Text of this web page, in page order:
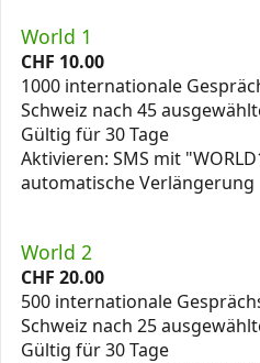
World 1
CHF 10.00
1000 internationale
Schweiz nach 45
Gültig für 30 Tage
Aktivieren: SMS mit
automatische Verlängerung
World 2
CHF 20.00
500 internationale
Schweiz nach 25
Gültig für 30 Tage